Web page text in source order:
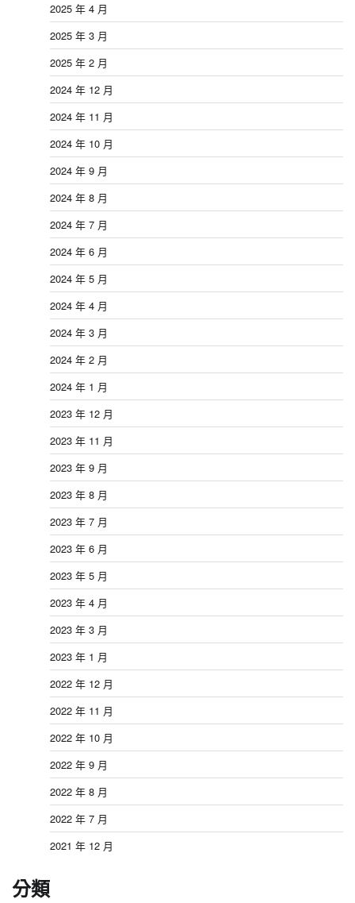
2025 年 4 月
2025 年 3 月
2025 年 2 月
2024 年 12 月
2024 年 11 月
2024 年 10 月
2024 年 9 月
2024 年 8 月
2024 年 7 月
2024 年 6 月
2024 年 5 月
2024 年 4 月
2024 年 3 月
2024 年 2 月
2024 年 1 月
2023 年 12 月
2023 年 11 月
2023 年 9 月
2023 年 8 月
2023 年 7 月
2023 年 6 月
2023 年 5 月
2023 年 4 月
2023 年 3 月
2023 年 1 月
2022 年 12 月
2022 年 11 月
2022 年 10 月
2022 年 9 月
2022 年 8 月
2022 年 7 月
2021 年 12 月
分類